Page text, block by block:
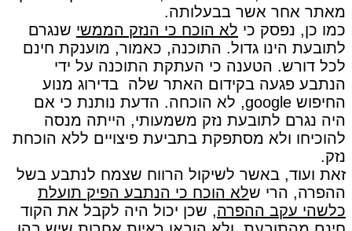
מאתר אחר אשר בבעלותה.
כמו כן, נפסק כי לא הוכח כי הנזק הממשי שנגרם
לתובעת הינו גדול. התוכנה, כאמור, מוענקת חינם
לכל דורש. הטענה כי העתקת התוכנה על ידי
הנתבע פגעה בקידום האתר שלה בדירוג מנוע
החיפוש google, לא הוכחה. הדעת נותנת כי אם
היה נגרם לתובעת נזק משמעותי, הייתה מנסה
להוכיחו ולא מסתפקת בתביעת פיצויים ללא הוכחת
נזק.
זאת ועוד, באשר לשיקול הרווח שצמח לנתבע בשל
ההפרה, הרי שלא הוכח כי הנתבע הפיק תועלת
כלשהי עקב ההפרה, שכן יכול היה לקבל את הקוד